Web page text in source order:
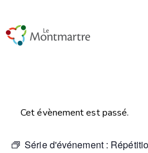
Cet évènement est passé.
Série d'événement :